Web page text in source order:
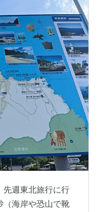
先週東北旅行に行
（海岸や恐山で靴